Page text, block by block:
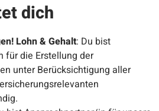
dich
! Lohn & Gehalt: Du bist
für die Erstellung der
unter Berücksichtigung aller